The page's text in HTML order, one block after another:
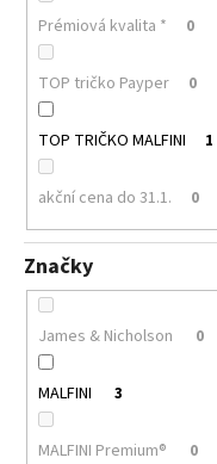
Prémiová kvalita * 0
TOP tričko Payper 0
TOP TRIČKO MALFINI 1
akční cena do 31.1. 0
Značky
James & Nicholson 0
MALFINI 3
MALFINI Premium® 0